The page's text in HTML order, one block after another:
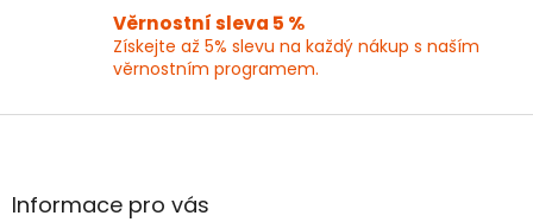
s
u
Věrnostní sleva 5 %
Získejte až 5% slevu na každý nákup s naším
věrnostním programem.
Z
aInformace pro vás